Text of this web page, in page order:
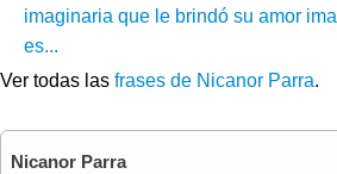
imaginaria que le brindó su amor
es...
Ver todas las frases de Nicanor Parra.
Nicanor Parra